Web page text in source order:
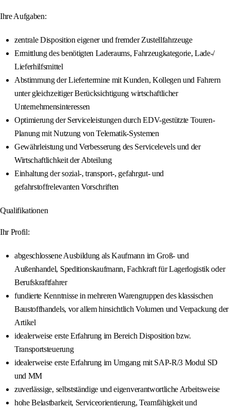
Ihre Aufgaben:
zentrale Disposition eigener und fremder Zustellfahrzeuge
Ermittlung des benötigten Laderaums, Fahrzeugkategorie, Lade-/
Lieferhilfsmittel
Abstimmung der Liefertermine mit Kunden, Kollegen und Fahrern
unter gleichzeitiger Berücksichtigung wirtschaftlicher
Unternehmensinteressen
Optimierung der Serviceleistungen durch EDV-gestützte Touren-
Planung mit Nutzung von Telematik-Systemen
Gewährleistung und Verbesserung des Servicelevels und der
Wirtschaftlichkeit der Abteilung
Einhaltung der sozial-, transport-, gefahrgut- und
gefahrstoffrelevanten Vorschriften
Qualifikationen
Ihr Profil:
abgeschlossene Ausbildung als Kaufmann im Groß- und
Außenhandel, Speditionskaufmann, Fachkraft für Lagerlogistik oder
Berufskraftfahrer
fundierte Kenntnisse in mehreren Warengruppen des klassischen
Baustoffhandels, vor allem hinsichtlich Volumen und Verpackung der
Artikel
idealerweise erste Erfahrung im Bereich Disposition bzw.
Transportsteuerung
idealerweise erste Erfahrung im Umgang mit SAP-R/3 Modul SD
und MM
zuverlässige, selbstständige und eigenverantwortliche Arbeitsweise
hohe Belastbarkeit, Serviceorientierung, Teamfähigkeit und